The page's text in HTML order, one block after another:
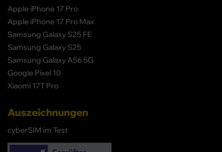
Apple iPhone 17 Pro
Apple iPhone 17 Pro Max
Samsung Galaxy S25 FE
Samsung Galaxy S25
Samsung Galaxy A56 5G
Google Pixel 10
Xiaomi 17T Pro
Auszeichnungen
cyberSIM im Test